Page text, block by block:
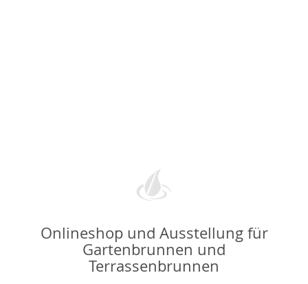
Onlineshop und Ausstellung für
Gartenbrunnen und
Terrassenbrunnen